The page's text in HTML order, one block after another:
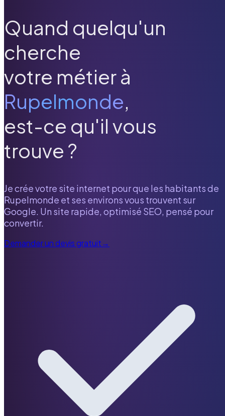
Quand quelqu'un
cherche
votre métier à
Rupelmonde,
est-ce qu'il vous
trouve ?
Je crée votre site internet pour que les habitants de
Rupelmonde et ses environs vous trouvent sur
Google. Un site rapide, optimisé SEO, pensé pour
convertir.
Demander un devis gratuit→